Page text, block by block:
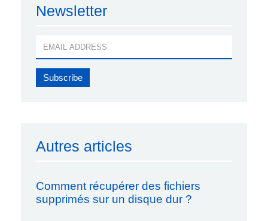
Newsletter
Autres articles
Comment récupérer des fichiers
supprimés sur un disque dur ?